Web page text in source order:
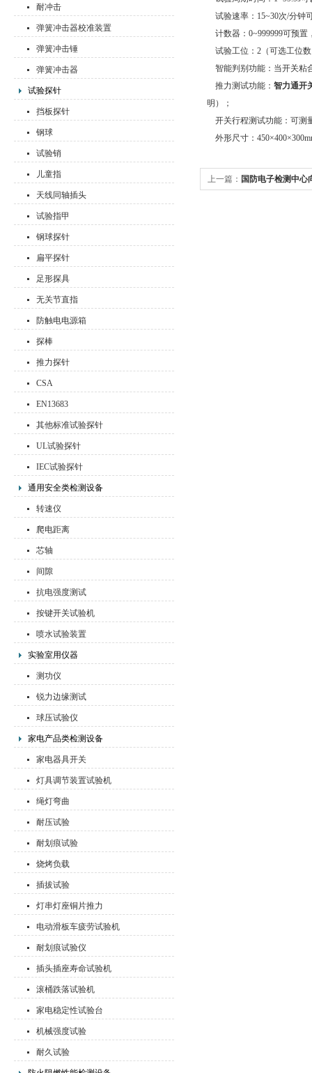
耐冲击
弹簧冲击器校准装置
弹簧冲击锤
弹簧冲击器
试验探针
挡板探针
钢球
试验销
儿童指
天线同轴插头
试验指甲
钢球探针
扁平探针
足形探具
无关节直指
防触电电源箱
探棒
推力探针
CSA
EN13683
其他标准试验探针
UL试验探针
IEC试验探针
通用安全类检测设备
转速仪
爬电距离
芯轴
间隙
抗电强度测试
按键开关试验机
喷水试验装置
实验室用仪器
测功仪
锐力边缘测试
球压试验仪
家电产品类检测设备
家电器具开关
灯具调节装置试验机
绳灯弯曲
耐压试验
耐划痕试验
烧烤负载
插拔试验
灯串灯座铜片推力
电动滑板车疲劳试验机
耐划痕试验仪
插头插座寿命试验机
滚桶跌落试验机
家电稳定性试验台
机械强度试验
耐久试验
试验速率：15~30次/分钟
计数器：0~999999可预置
试验工位：2（可选工位
智能判别功能：当开关粘
推力测试功能： 智力通开
明）；
开关行程测试功能：可测
外形尺寸：
上一篇： 国防电子检测中心